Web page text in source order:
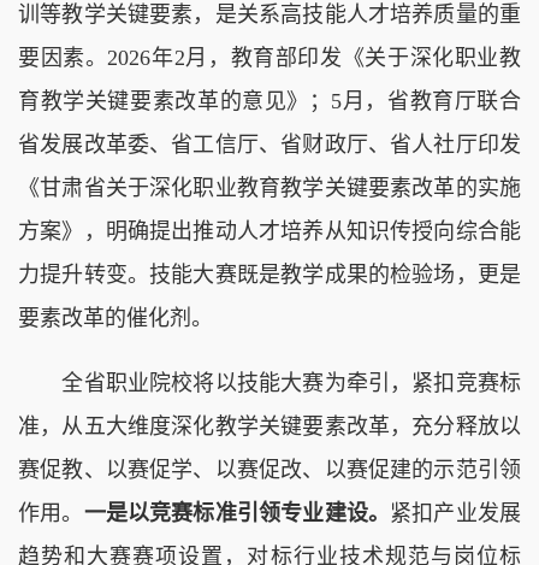
训等教学关键要素，是关系高技能人才培养质量的重
要因素。2026年2月，教育部印发《关于深化职业教
育教学关键要素改革的意见》；5月，省教育厅联合
省发展改革委、省工信厅、省财政厅、省人社厅印发
《甘肃省关于深化职业教育教学关键要素改革的实施
方案》，明确提出推动人才培养从知识传授向综合能
力提升转变。技能大赛既是教学成果的检验场，更是
要素改革的催化剂。
全省职业院校将以技能大赛为牵引，紧扣竞赛标
准，从五大维度深化教学关键要素改革，充分释放以
赛促教、以赛促学、以赛促改、以赛促建的示范引领
作用。 一是以竞赛标准引领专业建设。 紧扣产业发展
趋势和大赛赛项设置，对标行业技术规范与岗位标